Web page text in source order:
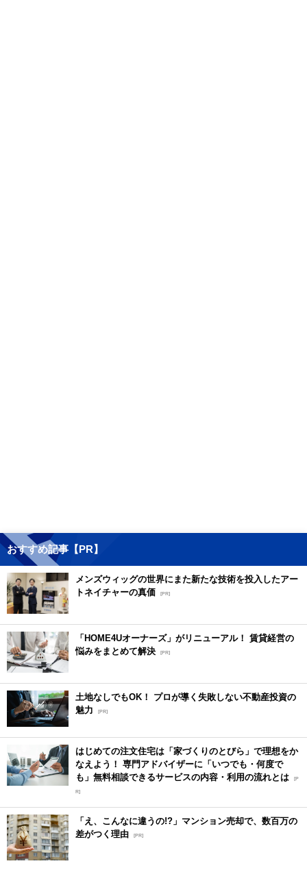
おすすめ記事【PR】
メンズウィッグの世界にまた新たな技術を投入したアー
トネイチャーの真価 [PR]
「HOME4Uオーナーズ」がリニューアル！ 賃貸経営の
悩みをまとめて解決 [PR]
土地なしでもOK！ プロが導く失敗しない不動産投資の
魅力
[PR]
はじめての注文住宅は「家づくりのとびら」で理想をか
なえよう！ 専門アドバイザーに「いつでも・何度で
も」無料相談できるサービスの内容・利用の流れとは [P
R]
「え、こんなに違うの!?」マンション売却で、数百万の
差がつく理由 [PR]